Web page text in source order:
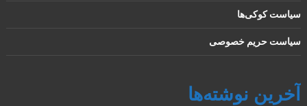
سیاست کوکی‌ها
سیاست حریم خصوصی
آخرین نوشته‌ها